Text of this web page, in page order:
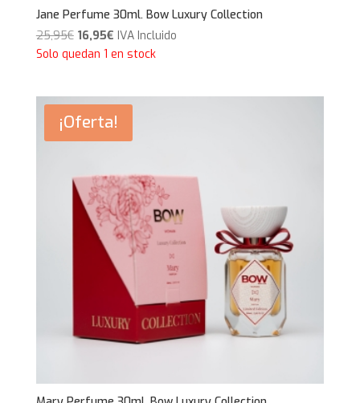
Jane Perfume 30ml. Bow Luxury Collection
25,95€ El
precio
25,95€.
16,95€El
precio
16,95€.
IVA Incluido
Solo quedan 1 en stock
¡Oferta!